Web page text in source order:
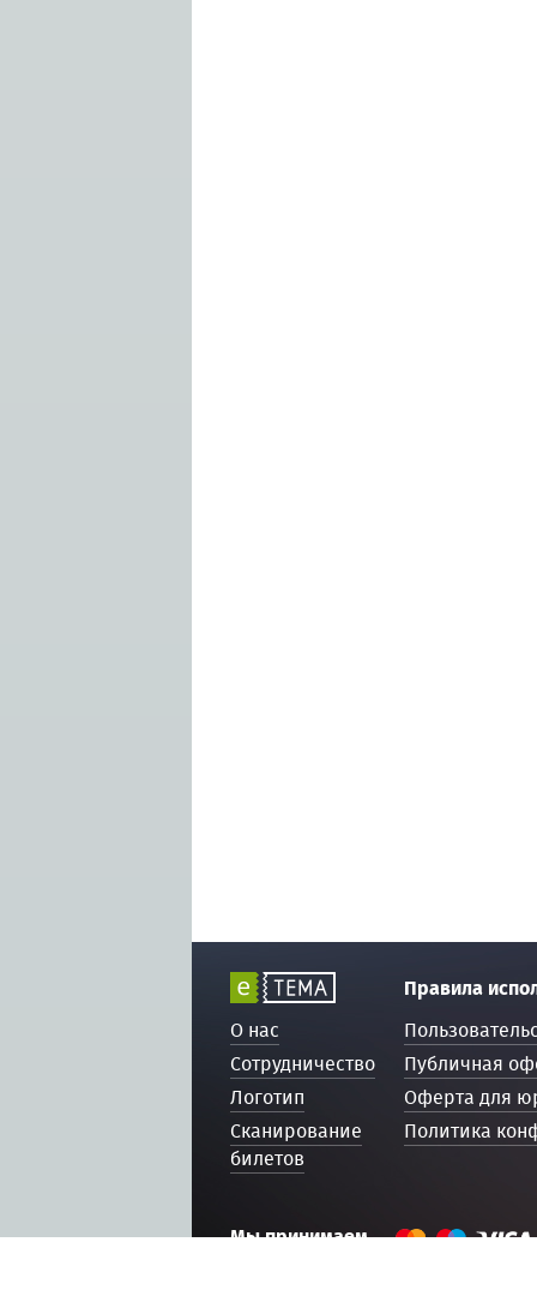
О нас
Сотрудничество
Логотип
Сканирование
билетов
Правила
Публичная
Оферта для
Политика
Мы принимаем